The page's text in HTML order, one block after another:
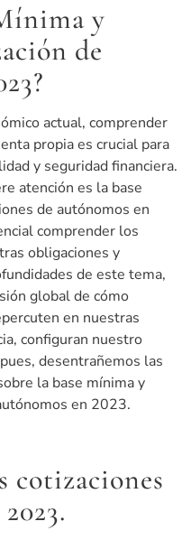
y
de
actual, comprender
propia es crucial para
y seguridad financiera.
atención es la base
de autónomos en
comprender los
obligaciones y
de este tema,
global de cómo
en nuestras
configuran nuestro
desentrañemos las
la base mínima y
en 2023.
cotizaciones